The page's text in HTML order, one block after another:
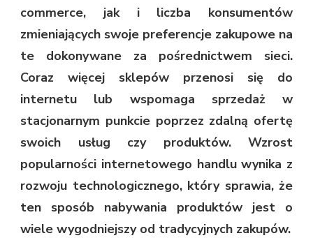
commerce, jak i liczba konsumentów
zmieniających swoje preferencje zakupowe na
te dokonywane za pośrednictwem sieci.
Coraz więcej sklepów przenosi się do
internetu lub wspomaga sprzedaż w
stacjonarnym punkcie poprzez zdalną ofertę
swoich usług czy produktów. Wzrost
popularności internetowego handlu wynika z
rozwoju technologicznego, który sprawia, że
ten sposób nabywania produktów jest o
wiele wygodniejszy od tradycyjnych zakupów.